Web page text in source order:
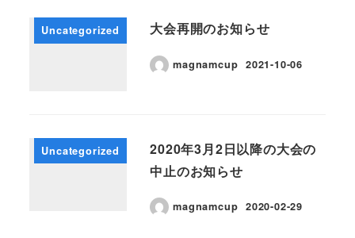
Uncategorized 大会再開のお知らせ
magnamcup 2021-10-06
Uncategorized
2020年3月2日以降の大会の
中止のお知らせ
magnamcup 2020-02-29